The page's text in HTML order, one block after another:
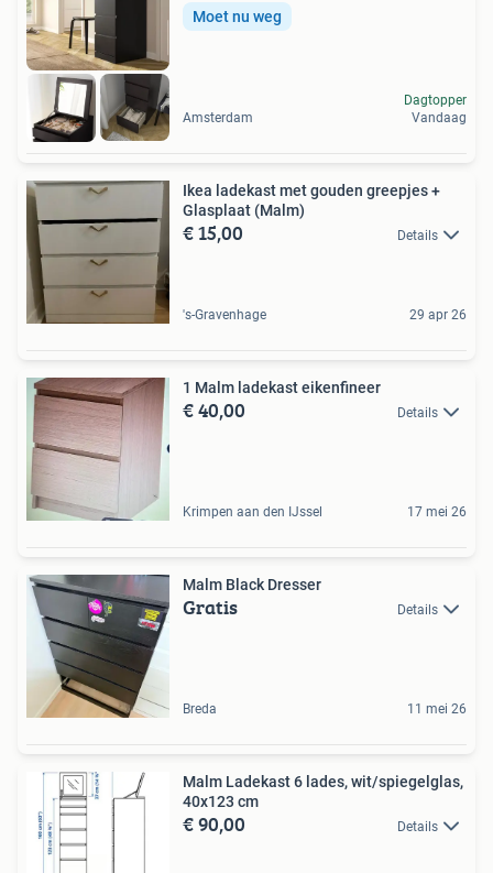
Moet nu weg
Amsterdam
Dagtopper
Vandaag
Ikea ladekast met gouden greepjes +
Glasplaat (Malm)
€ 15,00 Details
's-Gravenhage 29 apr 26
1 Malm ladekast eikenfineer
€ 40,00 Details
Krimpen aan den IJssel 17 mei 26
Malm Black Dresser
Gratis Details
Breda 11 mei 26
Malm Ladekast 6 lades, wit/spiegelglas,
40x123 cm
€ 90,00 Details